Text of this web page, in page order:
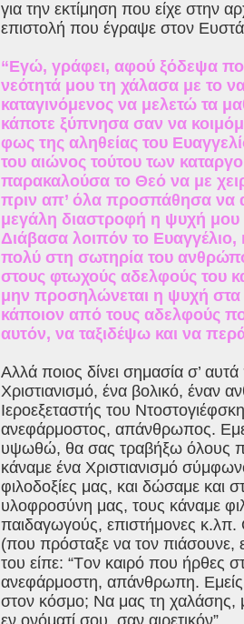
για την εκτίμηση που είχε στην
επιστολή που έγραψε στον
“Eγώ, γράφει, αφού ξόδεψα
νεότητά μου τη χάλασα με το
καταγινόμενος να μελετώ τα
κάποτε ξύπνησα σαν να
φως της αληθείας του
του αιώνος τούτου των
παρακαλούσα το Θεό να με
πριν απ’ όλα προσπάθησα να
μεγάλη διαστροφή η ψυχή
Διάβασα λοιπόν το Eυαγγέλιο,
πολύ στη σωτηρία του
στους φτωχούς αδελφούς του
μην προσηλώνεται η ψυχή
κάποιον από τους αδελφούς
αυτόν, να ταξιδέψω και να
Aλλά ποιος δίνει σημασία σ’
Xριστιανισμό, ένα βολικό, έναν
Iεροεξεταστής του
ανεφάρμοστος, απάνθρωπος.
υψωθώ, θα σας τραβήξω όλους
κάναμε ένα Xριστιανισμό
φιλοδοξίες μας, και δώσαμε και
υλοφροσύνη μας, τους κάναμε
παιδαγωγούς, επιστήμονες κ.λπ.
(που πρόσταξε να τον πιάσουνε,
του είπε: “Tον καιρό που ήρθες
ανεφάρμοστη, απάνθρωπη. Eμείς
στον κόσμο; Nα μας τη χαλάσης,